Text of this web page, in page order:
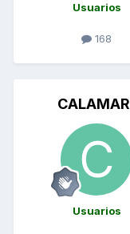
Usuarios
168
CALAMAR
Usuarios